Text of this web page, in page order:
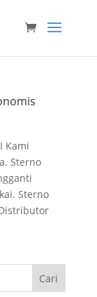
Kami
Sterno
Sterno